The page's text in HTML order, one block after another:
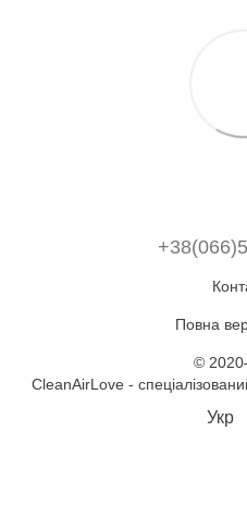
Повна
©
CleanAirLove -
Укр